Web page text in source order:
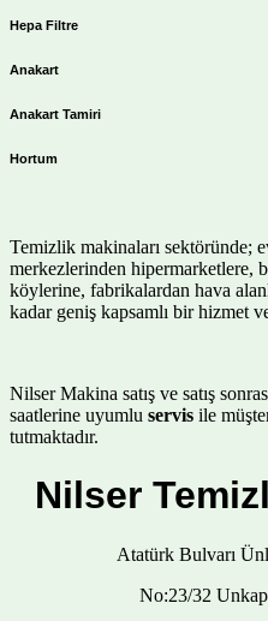
Hepa Filtre
Anakart
Anakart Tamiri
Hortum
Temizlik makinaları sektöründe;
merkezlerinden hipermarketlere,
köylerine, fabrikalardan hava
kadar geniş kapsamlı bir hizmet
Nilser Makina satış ve satış
saatlerine uyumlu servis ile
tutmaktadır.
Nilser
Atatürk Bulvarı
No:23/32